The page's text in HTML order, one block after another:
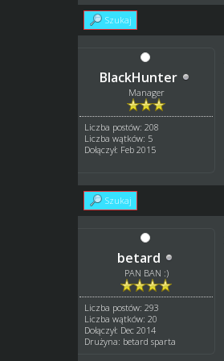
Szukaj
BlackHunter
Manager
Liczba postów: 208
Liczba wątków: 5
Dołączył: Feb 2015
Szukaj
betard
PAN BAN :)
Liczba postów: 293
Liczba wątków: 20
Dołączył: Dec 2014
Drużyna: betard sparta